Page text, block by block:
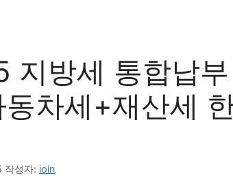
지방세 통합납
차세+재산세
작성자: ioin